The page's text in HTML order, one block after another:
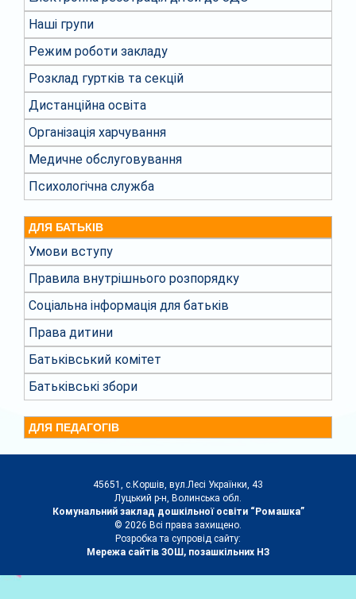
Наші групи
Режим роботи закладу
Розклад гуртків та секцій
Дистанційна освіта
Організація харчування
Медичне обслуговування
Психологічна служба
ДЛЯ БАТЬКІВ
Умови вступу
Правила внутрішнього розпорядку
Соціальна інформація для батьків
Права дитини
Батьківський комітет
Батьківські збори
ДЛЯ ПЕДАГОГІВ
45651, с.Коршів, вул.Лесі Українки, 43
Луцький р-н, Волинська обл.
Комунальний заклад дошкільної освіти “Ромашка”
© 2026 Всі права захищено.
Розробка та супровід сайту:
Мережа сайтів ЗОШ, позашкільних НЗ